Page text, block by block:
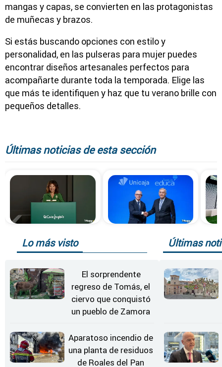
mangas y capas, se convierten en las protagonistas
de muñecas y brazos.
Si estás buscando opciones con estilo y
personalidad, en las pulseras para mujer puedes
encontrar diseños artesanales perfectos para
acompañarte durante toda la temporada. Elige las
que más te identifiquen y haz que tu verano brille con
pequeños detalles.
Últimas noticias de esta sección
Lo más visto
El sorprendente
regreso de Tomás, el
ciervo que conquistó
un pueblo de Zamora
Aparatoso incendio de
una planta de residuos
de Roales del Pan
Últimas